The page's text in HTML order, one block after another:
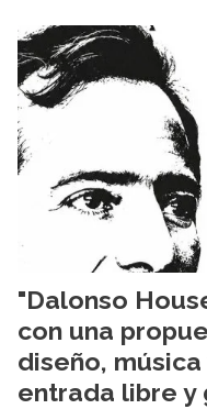
"Dalonso
con una
diseño,
entrada libre y